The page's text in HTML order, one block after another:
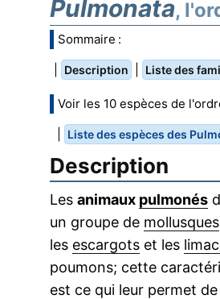
Pulmonata,
Sommaire :
Description Liste des
Voir les 10 espèces de
Liste des espèces des
Description
Les animaux pulmonés
un groupe de mollusques
les escargots et les
poumons; cette
est ce qui leur permet